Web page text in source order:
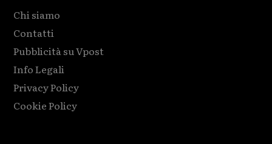
Chi siamo
Contatti
Pubblicità su Vpost
Info Legali
Privacy Policy
Cookie Policy